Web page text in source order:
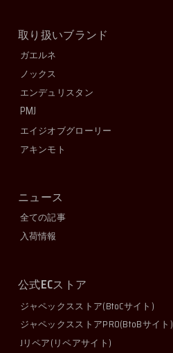
取り扱いブランド
ガエルネ
ノックス
エンデュリスタン
PMJ
エイジオブグローリー
アキンモト
ニュース
全ての記事
入荷情報
公式ECストア
ジャペックスストア(BtoCサイト)
ジャペックスストアPRO(BtoBサイト)
Jリペア(リペアサイト)